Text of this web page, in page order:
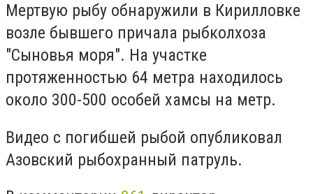
Мертвую рыбу обнаружили в Кирилловке
возле бывшего причала рыбколхоза
"Сыновья моря". На участке
протяженностью 64 метра находилось
около 300-500 особей хамсы на метр.
Видео с погибшей рыбой опубликовал
Азовский рыбохранный патруль.